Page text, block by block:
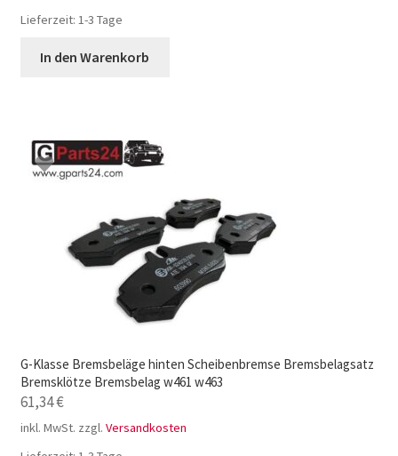
Lieferzeit: 1-3 Tage
In den Warenkorb
G-Klasse Bremsbeläge hinten Scheibenbremse Bremsbelagsatz
Bremsklötze Bremsbelag w461 w463
61,34€
inkl. MwSt. zzgl. Versandkosten